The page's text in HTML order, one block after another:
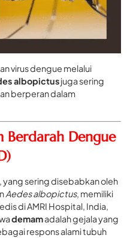
virus dengue melalui
albopictusjuga sering
berperan dalam
Berdarah Dengue
, yang sering disebabkan oleh
Aedes albopictus, memiliki
di AMRI Hospital, India,
demamadalah gejala yang
respons alami tubuh